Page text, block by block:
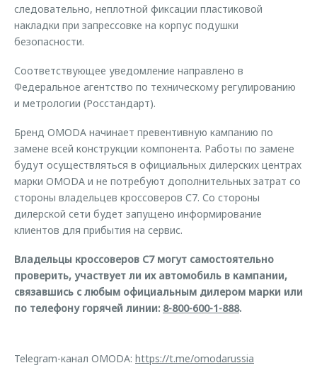
следовательно, неплотной фиксации пластиковой
накладки при запрессовке на корпус подушки
безопасности.
Соответствующее уведомление направлено в
Федеральное агентство по техническому регулированию
и метрологии (Росстандарт).
Бренд OMODA начинает превентивную кампанию по
замене всей конструкции компонента. Работы по замене
будут осуществляться в официальных дилерских центрах
марки OMODA и не потребуют дополнительных затрат со
стороны владельцев кроссоверов С7. Со стороны
дилерской сети будет запущено информирование
клиентов для прибытия на сервис.
Владельцы кроссоверов С7 могут самостоятельно
проверить, участвует ли их автомобиль в кампании,
связавшись с любым официальным дилером марки или
по телефону горячей линии: 8-800-600-1-888.
Telegram-канал OMODA: https://t.me/omodarussia